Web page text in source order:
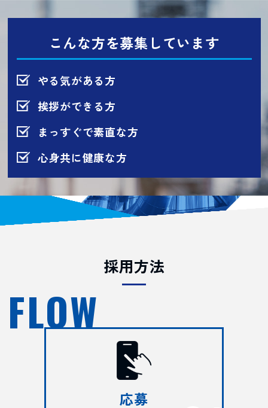
こんな方を募集しています
やる気がある方
挨拶ができる方
まっすぐで素直な方
心身共に健康な方
採用方法
FLOW
応募